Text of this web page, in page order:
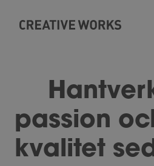
passion
kvalitet